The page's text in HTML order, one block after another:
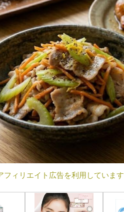
フィリエイト広告を利用しています